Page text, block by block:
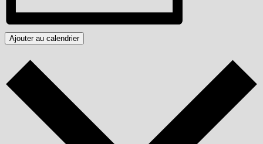
Ajouter au calendrier